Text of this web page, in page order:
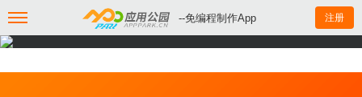
--免编程制作App 注册